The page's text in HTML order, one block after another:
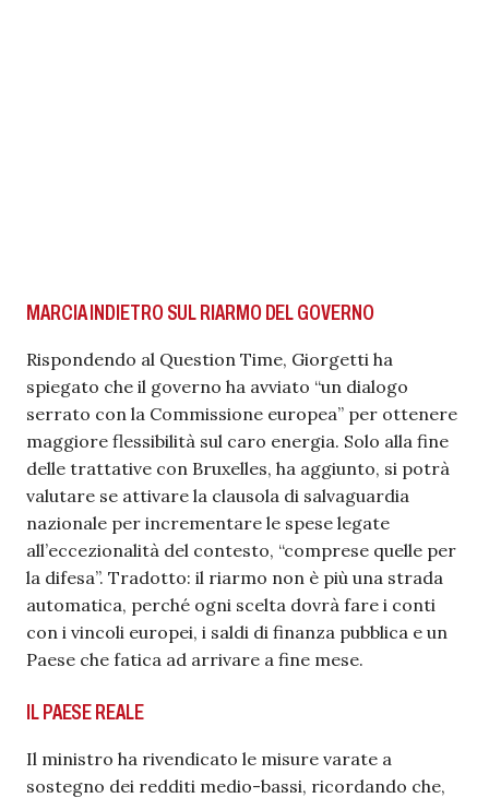
MARCIA INDIETRO SUL RIARMO DEL GOVERNO
Rispondendo al Question Time, Giorgetti ha
spiegato che il governo ha avviato “un dialogo
serrato con la Commissione europea” per ottenere
maggiore flessibilità sul caro energia. Solo alla fine
delle trattative con Bruxelles, ha aggiunto, si potrà
valutare se attivare la clausola di salvaguardia
nazionale per incrementare le spese legate
all’eccezionalità del contesto, “comprese quelle per
la difesa”. Tradotto: il riarmo non è più una strada
automatica, perché ogni scelta dovrà fare i conti
con i vincoli europei, i saldi di finanza pubblica e un
Paese che fatica ad arrivare a fine mese.
IL PAESE REALE
Il ministro ha rivendicato le misure varate a
sostegno dei redditi medio-bassi, ricordando che,